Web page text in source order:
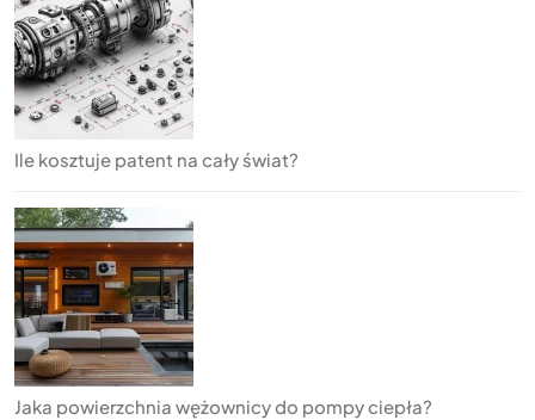
Ile kosztuje patent na cały świat?
Jaka powierzchnia wężownicy do pompy ciepła?